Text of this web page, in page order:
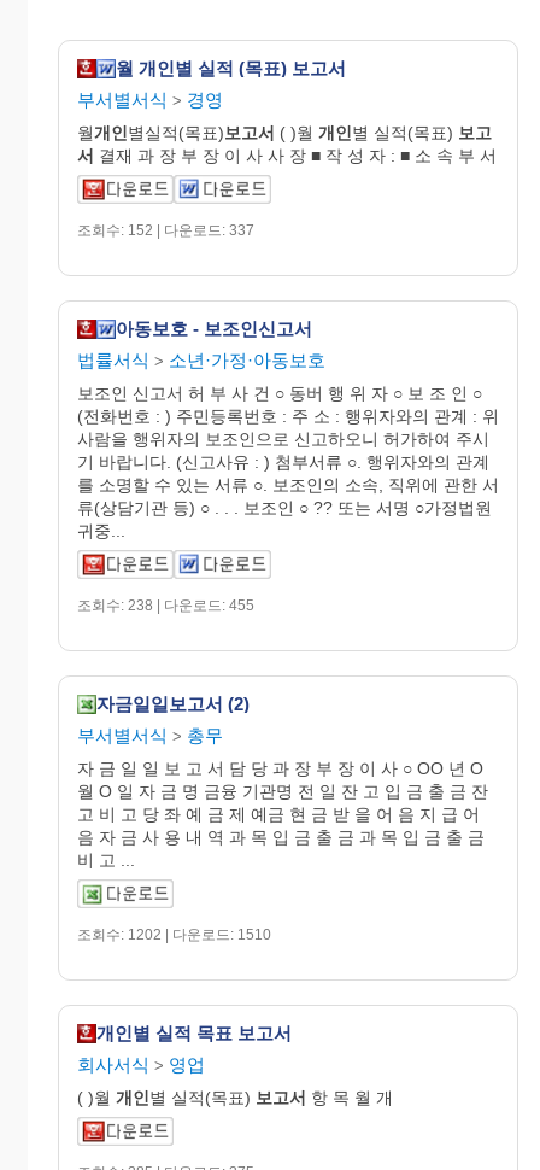
월 개인별 실적 (목표) 보고서
부서별서식 > 경영
월개인별실적(목표)보고서 ( )월 개인별 실적(목표) 보고
서 결재 과 장 부 장 이 사 사 장 ■ 작 성 자 : ■ 소 속 부 서
조회수: 152 | 다운로드: 337
아동보호 - 보조인신고서
법률서식 > 소년·가정·아동보호
보조인 신고서 허 부 사 건 ○ 동버 행 위 자 ○ 보 조 인 ○
(전화번호 : ) 주민등록번호 : 주 소 : 행위자와의 관계 : 위
사람을 행위자의 보조인으로 신고하오니 허가하여 주시
기 바랍니다. (신고사유 : ) 첨부서류 ○. 행위자와의 관계
를 소명할 수 있는 서류 ○. 보조인의 소속, 직위에 관한 서
류(상담기관 등) ○ . . . 보조인 ○ ?? 또는 서명 ○가정법원
귀중...
조회수: 238 | 다운로드: 455
자금일일보고서 (2)
부서별서식 > 총무
자 금 일 일 보 고 서 담 당 과 장 부 장 이 사 ○ OO 년 O
월 O 일 자 금 명 금융 기관명 전 일 잔 고 입 금 출 금 잔
고 비 고 당 좌 예 금 제 예금 현 금 받 을 어 음 지 급 어
음 자 금 사 용 내 역 과 목 입 금 출 금 과 목 입 금 출 금
비 고 ...
조회수: 1202 | 다운로드: 1510
개인별 실적 목표 보고서
회사서식 > 영업
( )월 개인별 실적(목표) 보고서 항 목 월 개